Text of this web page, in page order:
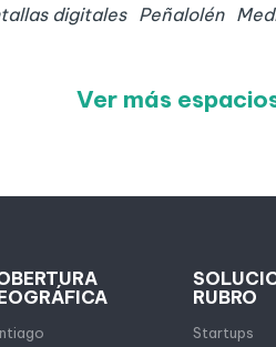
digitales Peñalolén
Ver más
RUBRO
Startups